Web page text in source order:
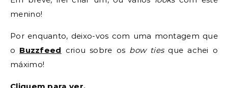
menino!
Por enquanto, deixo-vos com uma montagem que
o Buzzfeed criou sobre os bow tiesque achei o
máximo!